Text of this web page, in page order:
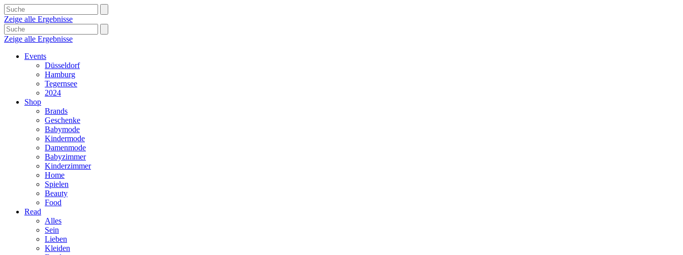
Zeige alle Ergebnisse
Zeige alle Ergebnisse
Events
Düsseldorf
Hamburg
Tegernsee
2024
Shop
Brands
Geschenke
Babymode
Kindermode
Damenmode
Babyzimmer
Kinderzimmer
Home
Spielen
Beauty
Food
Read
Alles
Sein
Lieben
Kleiden